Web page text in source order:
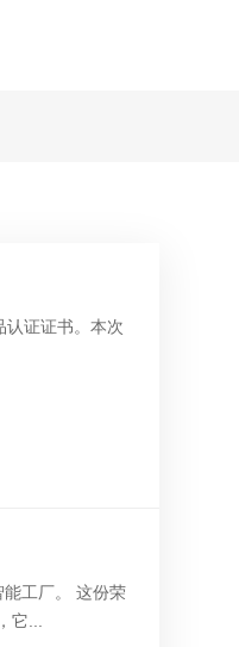
认证证书。本次
工厂。 这份荣
...